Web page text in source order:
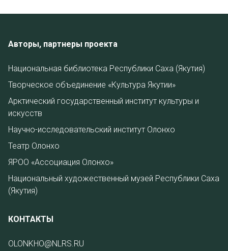
Авторы, партнеры проекта
Национальная библиотека Республики Саха (Якутия)
Творческое объединение «Культура Якутии»
Арктический государственный институт культуры и
искусств
Научно-исследовательский институт Олонхо
Театр Олонхо
ЯРОО «Ассоциация Олонхо»
Национальный художественный музей Республики Саха
(Якутия)
КОНТАКТЫ
OLONKHO@NLRS.RU